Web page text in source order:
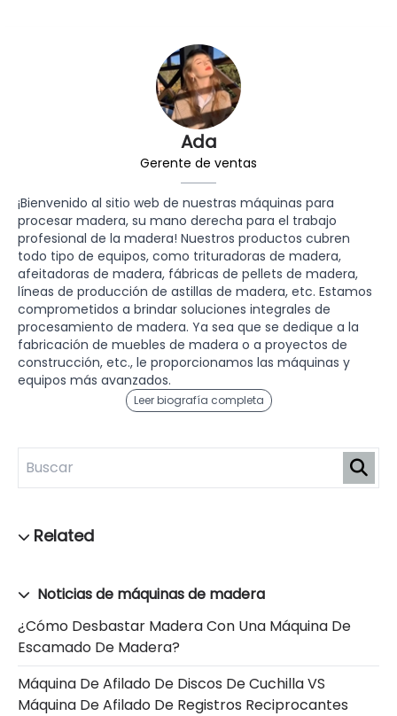
Ada
Gerente de ventas
¡Bienvenido al sitio web de nuestras máquinas para
procesar madera, su mano derecha para el trabajo
profesional de la madera! Nuestros productos cubren
todo tipo de equipos, como trituradoras de madera,
afeitadoras de madera, fábricas de pellets de madera,
líneas de producción de astillas de madera, etc. Estamos
comprometidos a brindar soluciones integrales de
procesamiento de madera. Ya sea que se dedique a la
fabricación de muebles de madera o a proyectos de
construcción, etc., le proporcionamos las máquinas y
equipos más avanzados.
Leer biografía completa
Noticias de máquinas de madera
¿Cómo Desbastar Madera Con Una Máquina De
Escamado De Madera?
Máquina De Afilado De Discos De Cuchilla VS
Máquina De Afilado De Registros Reciprocantes